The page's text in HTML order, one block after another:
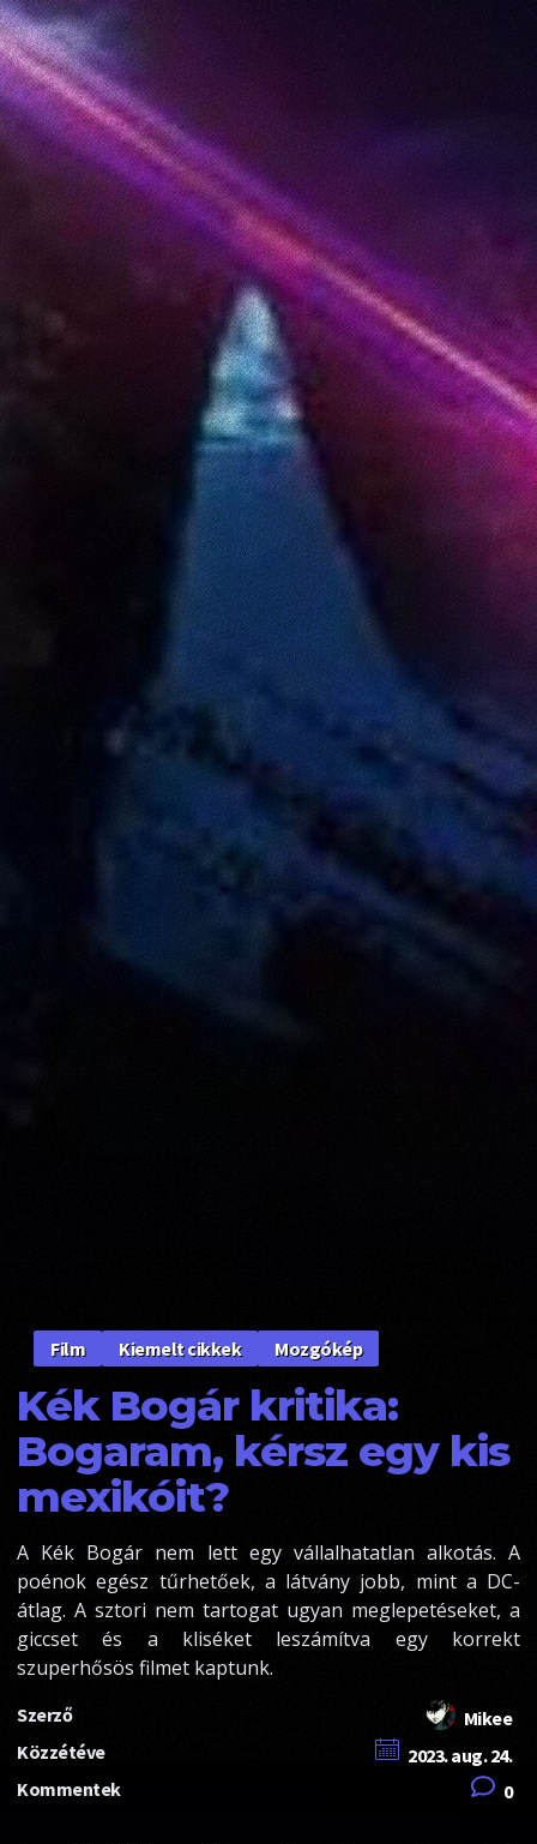
Film Kiemelt cikkek Mozgókép
Kék Bogár kritika:
Bogaram, kérsz egy kis
mexikóit?
A Kék Bogár nem lett egy vállalhatatlan alkotás. A
poénok egész tűrhetőek, a látvány jobb, mint a DC-
átlag. A sztori nem tartogat ugyan meglepetéseket, a
giccset és a kliséket leszámítva egy korrekt
szuperhősös filmet kaptunk.
Szerző
Mikee
Közzétéve
2023. aug. 24.
Kommentek
0